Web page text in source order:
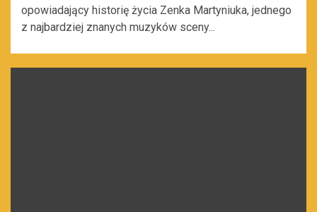
opowiadający historię życia Zenka Martyniuka, jednego
z najbardziej znanych muzyków sceny...